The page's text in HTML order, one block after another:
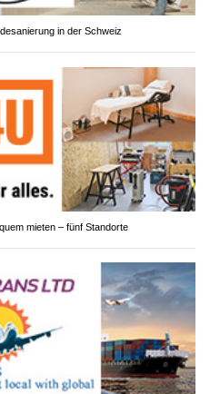
in der Schweiz
mieten – fünf Standorte